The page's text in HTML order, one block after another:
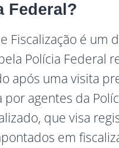
Federal?
Fiscalização é um
Polícia Federal
após uma visita
por agentes da
que visa
em